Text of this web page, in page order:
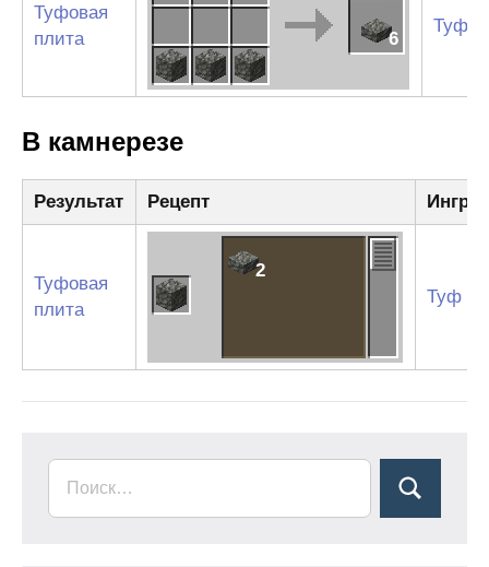
Туфовая
плита
6
Туф
В камнерезе
Результат Рецепт
Туфовая
плита
2
Туф